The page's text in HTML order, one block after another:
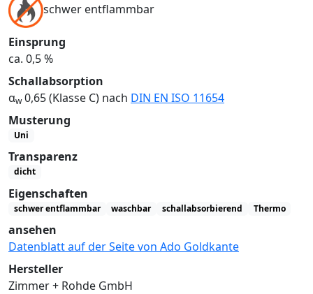
schwer entflammbar
Einsprung
ca. 0,5 %
Schallabsorption
αw0,65 (Klasse C) nach DIN EN ISO 11654
Musterung
Uni
Transparenz
dicht
Eigenschaften
schwer entflammbar waschbar schallabsorbierend Thermo
ansehen
Datenblatt auf der Seite von Ado Goldkante
Hersteller
Zimmer + Rohde GmbH